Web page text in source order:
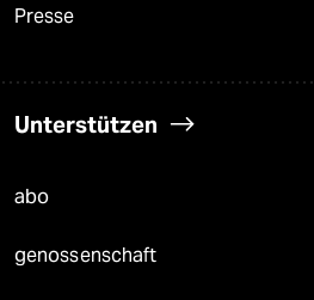
Presse
Unterstützen
abo
genossenschaft